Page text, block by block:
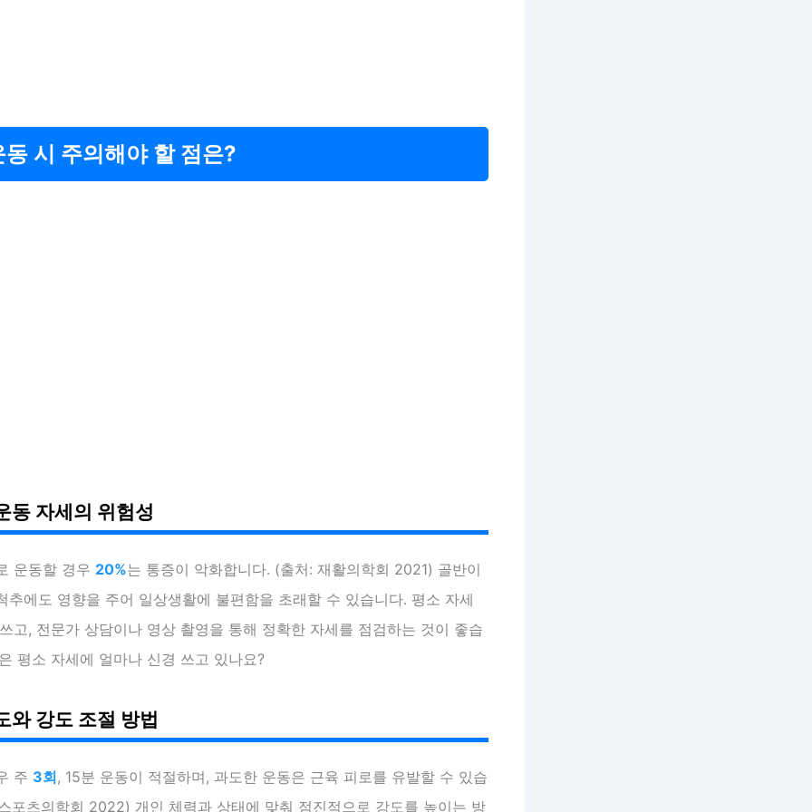
동 시 주의해야 할 점은?
동 자세의 위험성
운동할 경우 20%는 통증이 악화합니다. (출처: 재활의학회 2021) 골반이
추에도 영향을 주어 일상생활에 불편함을 초래할 수 있습니다. 평소 자세
고, 전문가 상담이나 영상 촬영을 통해 정확한 자세를 점검하는 것이 좋습
평소 자세에 얼마나 신경 쓰고 있나요?
와 강도 조절 방법
주 3회, 15분 운동이 적절하며, 과도한 운동은 근육 피로를 유발할 수 있습
포츠의학회 2022) 개인 체력과 상태에 맞춰 점진적으로 강도를 높이는 방